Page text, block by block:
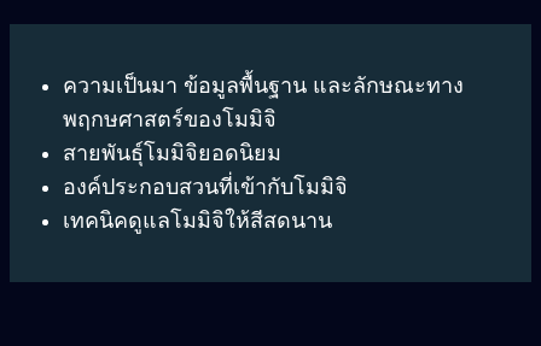
ความเป็นมา ข้อมูลพื้นฐาน และลักษณะทาง
พฤกษศาสตร์ของโมมิจิ
สายพันธุ์โมมิจิยอดนิยม
องค์ประกอบสวนที่เข้ากับโมมิจิ
เทคนิคดูแลโมมิจิให้สีสดนาน